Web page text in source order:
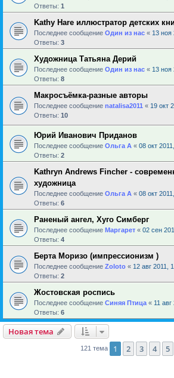
Ответы: 1
Kathy Hare иллюстратор детских
Последнее сообщение Один из нас « 13 ноя
Ответы: 3
Художница Татьяна Дерий
Последнее сообщение Один из нас « 13 ноя
Ответы: 8
Макросъёмка-разные авторы
Последнее сообщение natalisa2011 « 19 окт
Ответы: 10
Юрий Иванович Приданов
Последнее сообщение Ольга А « 08 окт
Ответы: 2
Kathryn Andrews Fincher -
художница
Последнее сообщение Ольга А « 08 окт
Ответы: 6
Раненый ангел, Хуго Симберг
Последнее сообщение Маргарет « 02 сен
Ответы: 4
Берта Моризо (импрессионизм )
Последнее сообщение Zoloto « 12 авг 2011,
Ответы: 2
Жостовская роспись
Последнее сообщение Синяя Птица « 11
Ответы: 6
Новая тема
121 тема 1 2 3 4 5